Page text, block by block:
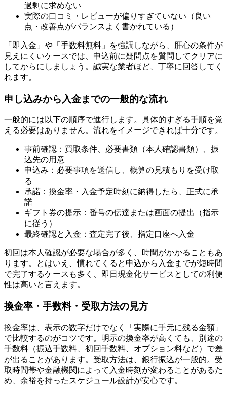
過剰に求めない
実際の口コミ・レビューが偏りすぎていない（良い
点・改善点がバランスよく書かれている）
「即入金」や「手数料無料」を強調しながら、肝心の条件が
見えにくいケースでは、申込前に疑問点を質問してクリアに
してからにしましょう。誠実な業者ほど、丁寧に回答してく
れます。
申し込みから入金までの一般的な流れ
一般的には以下の順序で進行します。具体的すぎる手順を覚
える必要はありません。流れをイメージできれば十分です。
事前確認：買取条件、必要書類（本人確認書類）、振
込先の用意
申込み：必要事項を送信し、概算の見積もりを受け取
る
承諾：換金率・入金予定時刻に納得したら、正式に承
諾
ギフト券の提示：番号の伝達または画面の提出（指示
に従う）
最終確認と入金：査定完了後、指定口座へ入金
初回は本人確認が必要な場合が多く、時間がかかることもあ
ります。とはいえ、慣れてくると申込から入金までが短時間
で完了するケースも多く、即日現金化サービスとしての利便
性は高いと言えます。
換金率・手数料・受取方法の見方
換金率は、表示の数字だけでなく「実際に手元に残る金額」
で比較するのがコツです。明示の換金率が高くても、別途の
手数料（振込手数料、初回手数料、オプション料など）で差
が出ることがあります。受取方法は、銀行振込が一般的。受
取時間帯や金融機関によって入金時刻が変わることがあるた
め、余裕を持ったスケジュール設計が安心です。